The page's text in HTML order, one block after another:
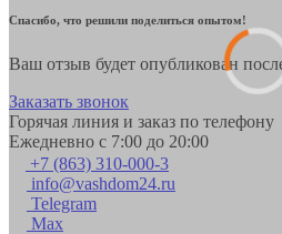
Спасибо, что решили поделиться опытом!
Ваш отзыв будет опубликован
Заказать звонок
Горячая линия и заказ по телефону
Ежедневно с 7:00 до 20:00
+7 (863) 310-000-3
info@vashdom24.ru
Telegram
Max